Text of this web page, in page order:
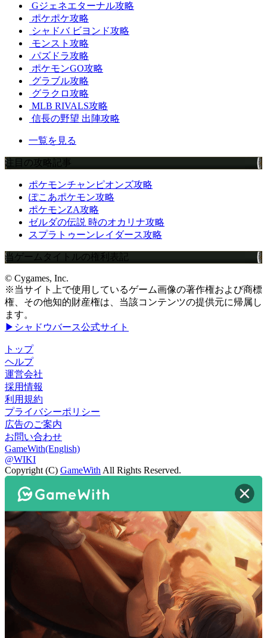
Gジェネエターナル攻略
ポケポケ攻略
シャドバ ビヨンド攻略
モンスト攻略
パズドラ攻略
ポケモンGO攻略
グラブル攻略
グラクロ攻略
MLB RIVALS攻略
信長の野望 出陣攻略
一覧を見る
注目の攻略記事
ポケモンチャンピオンズ攻略
ぽこあポケモン攻略
ポケモンZA攻略
ゼルダの伝説 時のオカリナ攻略
スプラトゥーンレイダース攻略
当ゲームタイトルの権利表記
© Cygames, Inc.
※当サイト上で使用しているゲーム画像の著作権および商標
権、その他知的財産権は、当該コンテンツの提供元に帰属し
ます。
▶シャドウバース公式サイト
トップ
ヘルプ
運営会社
採用情報
利用規約
プライバシーポリシー
広告のご案内
お問い合わせ
GameWith(English)
@WIKI
Copyright (C) GameWith All Rights Reserved.